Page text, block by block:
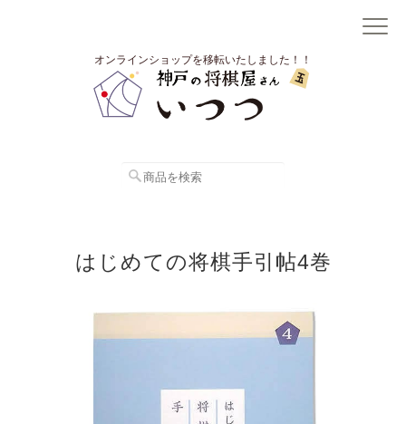
オンラインショップを移転いたしました！！
はじめての将棋手引帖4巻